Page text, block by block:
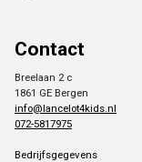
Contact
Breelaan 2 c
1861 GE Bergen
info@lancelot4kids.nl
072-5817975
Bedrijfsgegevens